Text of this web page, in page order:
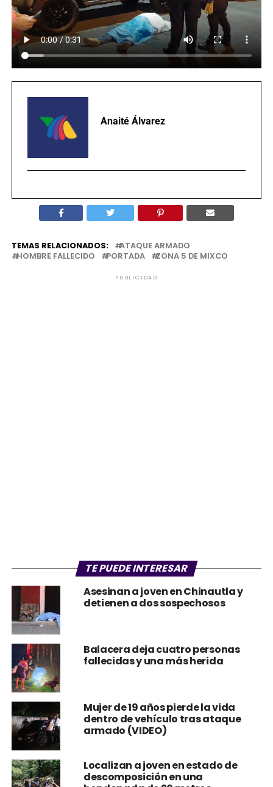
Anaité Álvarez
TEMAS RELACIONADOS:
ATAQUE ARMADO
HOMBRE FALLECIDO
PORTADA ZONA 5 DE MIXCO
PUBLICIDAD
TE PUEDE INTERESAR
Asesinan a joven en Chinautla y
detienen a dos sospechosos
Balacera deja cuatro personas
fallecidas y una más herida
Mujer de 19 años pierde la vida
dentro de vehículo tras ataque
armado (VIDEO)
Localizan a joven en estado de
descomposición en una